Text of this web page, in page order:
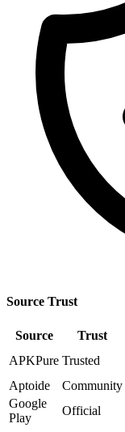
Source Trust
Source Trust
APKPure Trusted
Aptoide
Community
Google
Play
Official